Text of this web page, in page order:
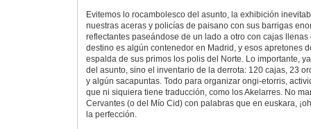
Evitemos lo rocambolesco del asunto, la exhibición
nuestras aceras y policías de paisano con sus barrigas
reflectantes paseándose de un lado a otro con cajas
destino es algún contenedor en Madrid, y esos apretones
espalda de sus primos los polis del Norte. Lo importante,
del asunto, sino el inventario de la derrota: 120 cajas, 23
y algún sacapuntas. Todo para organizar ongi-etorris,
que ni siquiera tiene traducción, como los Akelarres. No
Cervantes (o del Mío Cid) con palabras que en euskara,
la perfección.